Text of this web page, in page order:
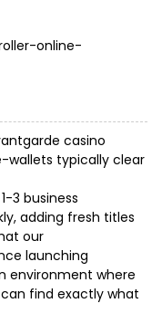
online-
casino
wallets typically clear
3 business
adding fresh titles
our
launching
environment where
find exactly what